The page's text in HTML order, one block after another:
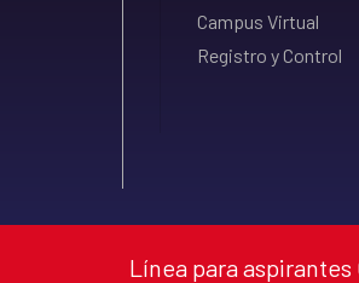
Campus Virtual
Registro y Control
Línea para aspirantes